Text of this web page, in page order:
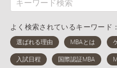
よく検索されているキーワード：